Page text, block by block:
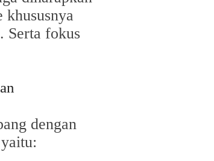
Serta fokus
dengan